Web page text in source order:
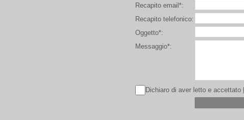
Recapito email*:
Recapito telefonico:
Oggetto*:
Messaggio*:
Dichiaro di aver letto e accettato